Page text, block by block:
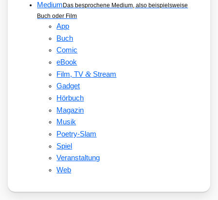
Medium Das besprochene Medium, also beispielsweise
Buch oder Film
App
Buch
Comic
eBook
Film, TV&Stream
Gadget
Hörbuch
Magazin
Musik
Poetry-Slam
Spiel
Veranstaltung
Web